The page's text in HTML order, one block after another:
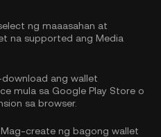
ng maaasahan at
na supported ang Media
ang wallet
mula sa Google Play Store o
sa browser.
Mag-create ng bagong wallet